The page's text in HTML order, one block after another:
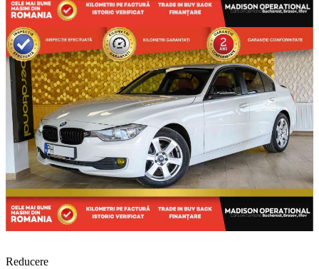
Reducere